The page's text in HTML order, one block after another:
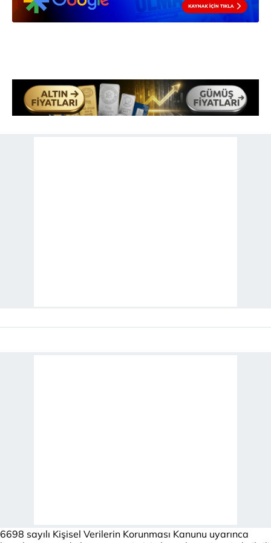
Sitemizde kendimize ve üçüncü kişilere ait çerezler
kullanılmaktadır. Bu çerezler vasıtasıyla çeşitli kişisel
kılınması ve kişiselleştirilmesi ve sizlere yönelik
reklam/pazarlama faaliyetlerinin yapılması, amaçlarıyla
sınırlı olarak açık rızanız dahilinde kullanılacaktır.
6698 sayılı Kişisel Verilerin Korunması Kanunu uyarınca